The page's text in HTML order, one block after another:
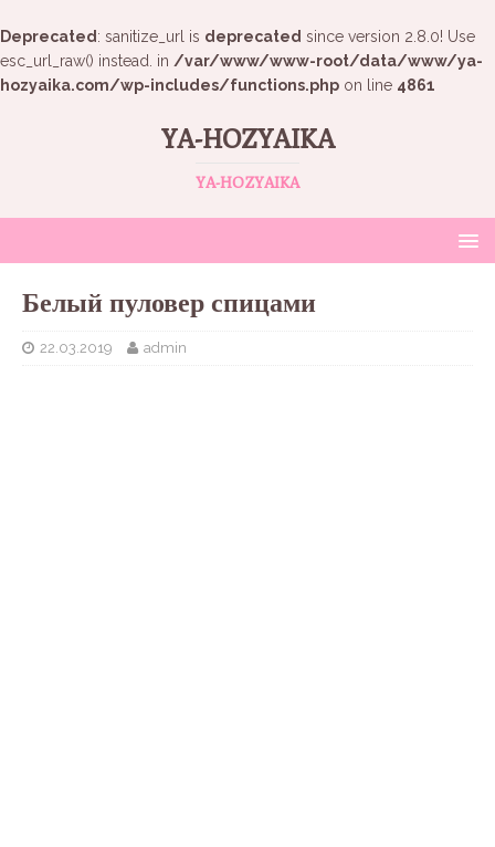
Deprecated : sanitize_url is deprecated since version 2.8.0! Use
esc_url_raw() instead. in /var/www/www-root/data/www/ya-
hozyaika.com/wp-includes/functions.php on line 4861
YA-HOZYAIKA
YA-HOZYAIKA
Белый пуловер спицами
22.03.2019 admin